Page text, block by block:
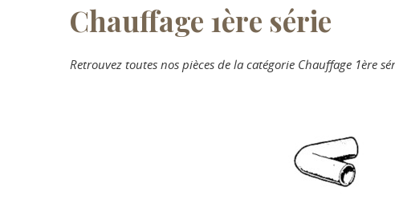
Chauffage 1ère série
Retrouvez toutes nos pièces de la catégorie Chauffage 1ère